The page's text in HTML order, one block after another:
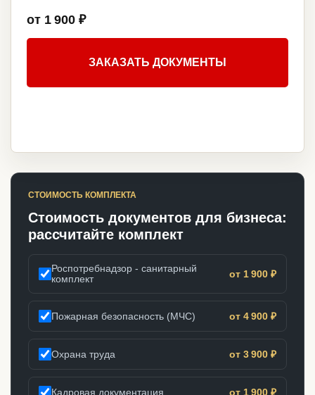
от 1 900 ₽
ЗАКАЗАТЬ ДОКУМЕНТЫ
СТОИМОСТЬ КОМПЛЕКТА
Стоимость документов для бизнеса:
рассчитайте комплект
Роспотребнадзор - санитарный
комплект
от 1 900 ₽
Пожарная безопасность (МЧС) от 4 900 ₽
Охрана труда от 3 900 ₽
Кадровая документация от 1 900 ₽